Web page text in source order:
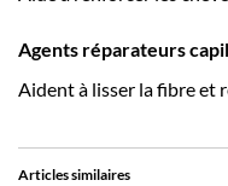
Agents réparateurs
Aident à lisser la fibre et
Articles similaires